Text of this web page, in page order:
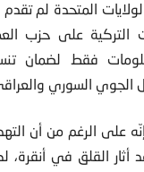
التركية على حزب
فقط لضمان
الجوي السوري
أثار القلق في أنقرة،
رئيسًا في تحول